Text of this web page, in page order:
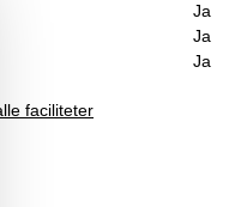
Ja
Ja
Ja
faciliteter